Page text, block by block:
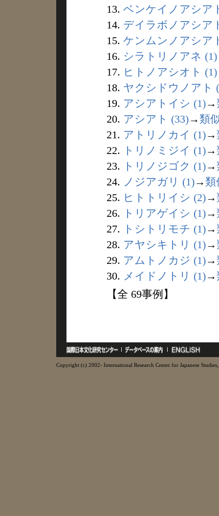
13. ベンケイノアシア
14. デイラボノアシア
15. ケンムンノアシア
16. シラトリノアネ (1)
17. ヒトノアシオト (1)
18. ヤクシドウノアト
19. アシアトイシ (1)→
20. アシアト (33)→ 類
21. アトリノカイ (1)→
22.
トリノミジイ (1)→
23.
トリノジゴク (1)→
24. ノジアガリ (1)→ 類
25. ヒトトリイシ (2)→
26.
トリアゲイシ (1)→
27.
トシトリモチ (1)→
28. アヤシキトリ (1)→
29. アムトノカジ (1)→
30. メイドノトリ (1)→
【全 69事例】
Copyright (c) 2002- International Research Center for Japanese